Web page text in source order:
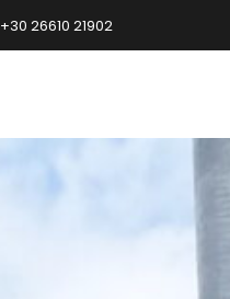
+30 26610 21902